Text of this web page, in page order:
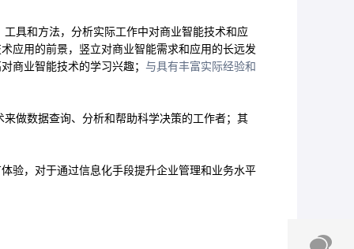
具和方法，分析实际工作中对商业智能技术和应
应用的前景，竖立对商业智能需求和应用的长远发
商业智能技术的学习兴趣； 与具有丰富实际经验和
做数据查询、分析和帮助科学决策的工作者；其
验，对于通过信息化手段提升企业管理和业务水平